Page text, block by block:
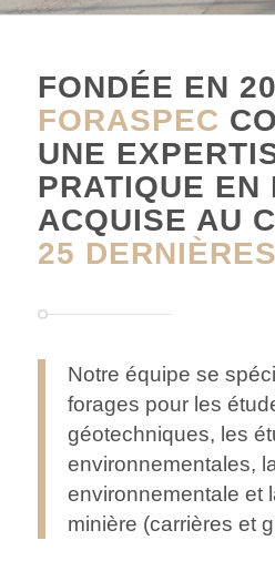
FONDÉE EN
FORASPEC
UNE
PRATIQUE EN
ACQUISE AU
25
Notre équipe se
forages pour les
géotechniques, les
environnementales,
environnementale et
minière (carrières et